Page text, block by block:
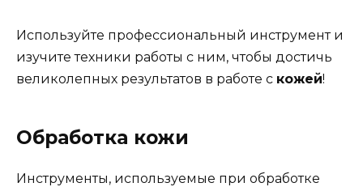
Используйте профессиональный инструмент и
изучите техники работы с ним, чтобы достичь
великолепных результатов в работе с кожей!
Обработка кожи
Инструменты, используемые при обработке